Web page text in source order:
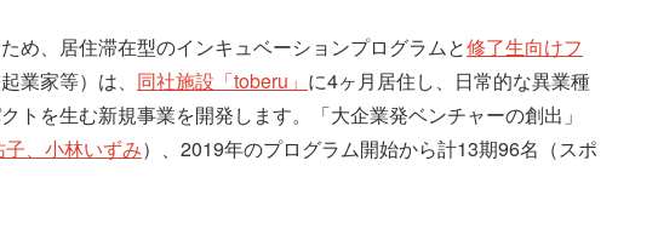
め、居住滞在型のインキュベーションプログラムと修了生向けフ
業家等）は、 同社施設「toberu」 に4ヶ月居住し、日常的な異業種
を生む新規事業を開発します。「大企業発ベンチャーの創出」
、小林いずみ）、2019年のプログラム開始から計13期96名（スポ